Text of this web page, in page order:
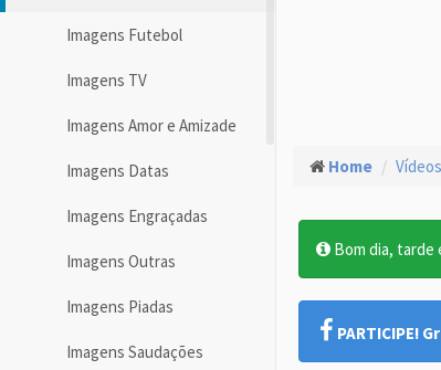
Imagens Futebol
Imagens TV
Imagens Amor e Amizade
Imagens Datas
Imagens Engraçadas
Imagens Outras
Imagens Piadas
Imagens Saudações
Home
Bom dia, tarde
PARTICIPE!